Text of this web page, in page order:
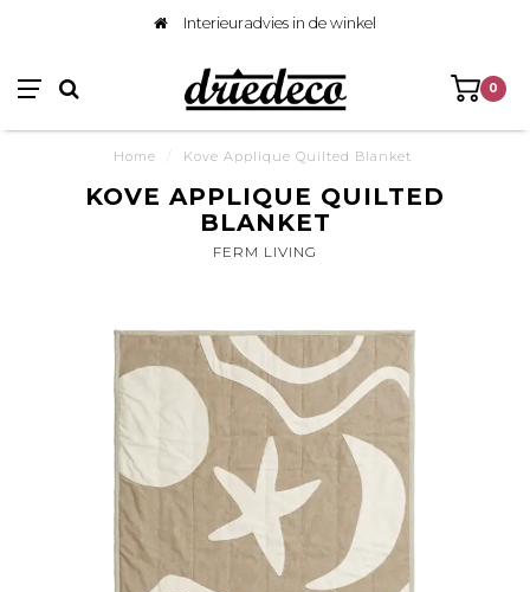
Interieuradvies in de winkel
0
Home Kove Applique Quilted Blanket
KOVE APPLIQUE QUILTED
BLANKET
FERM LIVING